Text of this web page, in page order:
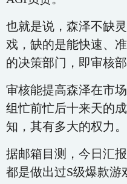
也就是说，森泽不缺
戏，缺的是能快速、
的决策部门，即审核部
审核能提高森泽在市
组忙前忙后十来天的
知，其有多大的权力。
据邮箱目测，今日汇
都是做出过S级爆款游